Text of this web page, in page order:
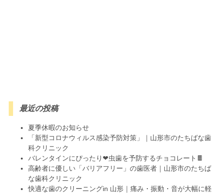
最近の投稿
夏季休暇のお知らせ
「新型コロナウィルス感染予防対策」｜山形市のたちばな歯
科クリニック
バレンタインにぴったり❤虫歯を予防するチョコレート🍫
高齢者に優しい「バリアフリー」の歯医者｜山形市のたちば
な歯科クリニック
快適な歯のクリーニングin 山形｜痛み・振動・音が大幅に軽